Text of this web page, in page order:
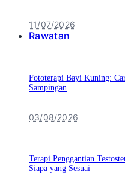
11/07/2026
Rawatan
Fototerapi Bayi Kuning:
Sampingan
03/08/2026
Terapi Penggantian
Siapa yang Sesuai